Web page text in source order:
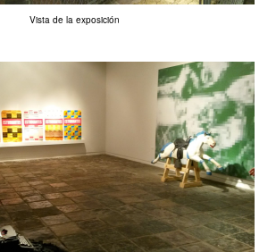
Vista de la exposición